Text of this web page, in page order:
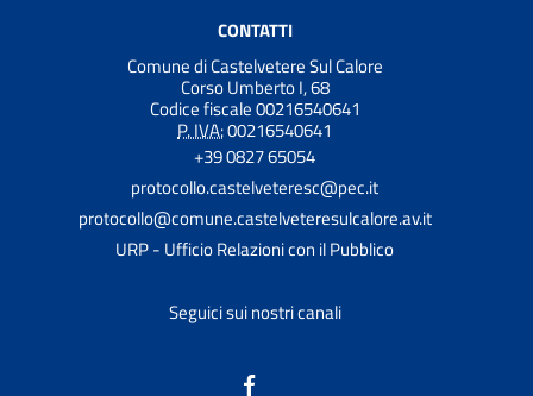
CONTATTI
Comune di Castelvetere Sul Calore
Corso Umberto I, 68
Codice fiscale 00216540641
P. IVA:00216540641
+39 0827 65054
protocollo.castelveteresc@pec.it
protocollo@comune.castelveteresulcalore.av.it
URP - Ufficio Relazioni con il Pubblico
Seguici sui nostri canali